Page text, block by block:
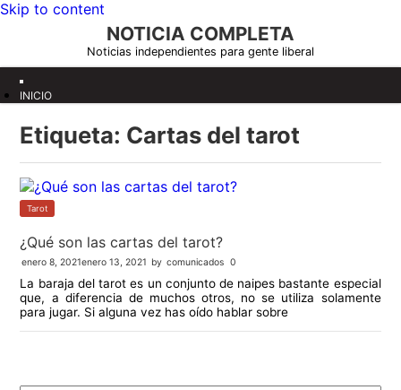
Skip to content
NOTICIA COMPLETA
Noticias independientes para gente liberal
INICIO
Etiqueta: Cartas del tarot
Tarot
¿Qué son las cartas del tarot?
enero 8, 2021enero 13, 2021 by comunicados 0
La baraja del tarot es un conjunto de naipes bastante especial
que, a diferencia de muchos otros, no se utiliza solamente
para jugar. Si alguna vez has oído hablar sobre